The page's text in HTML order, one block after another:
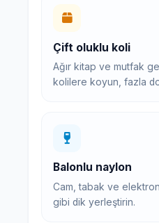
Çift oluklu koli
Ağır kitap ve mutfak
kolilere koyun, fazla
Balonlu naylon
Cam, tabak ve
gibi dik yerleştirin.